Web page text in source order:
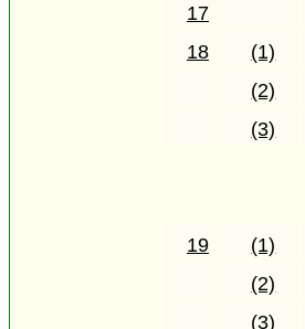
17
18
(1)
(2)
(3)
19
(1)
(2)
(3)